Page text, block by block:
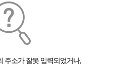
주소가 잘못 입력되었거나,